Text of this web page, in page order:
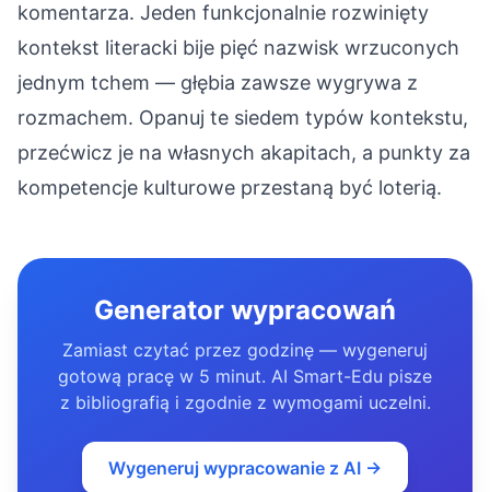
komentarza. Jeden funkcjonalnie rozwinięty
kontekst literacki bije pięć nazwisk wrzuconych
jednym tchem — głębia zawsze wygrywa z
rozmachem. Opanuj te siedem typów kontekstu,
przećwicz je na własnych akapitach, a punkty za
kompetencje kulturowe przestaną być loterią.
Generator wypracowań
Zamiast czytać przez godzinę — wygeneruj
gotową pracę w 5 minut. AI Smart-Edu pisze
z bibliografią i zgodnie z wymogami uczelni.
Wygeneruj wypracowanie z AI →